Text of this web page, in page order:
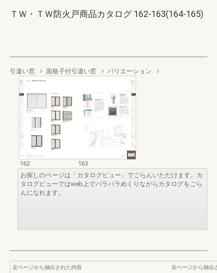
ＴＷ・ＴＷ防火戸商品カタログ 162-163(164-165)
引違い窓 面格子付引違い窓 バリエーション
162
163
お探しのページは「カタログビュー」でごらんいただけます。カ
タログビューではweb上でパラパラめくりながらカタログをごら
んになれます。
左ページから抽出された内容
右ページから抽出